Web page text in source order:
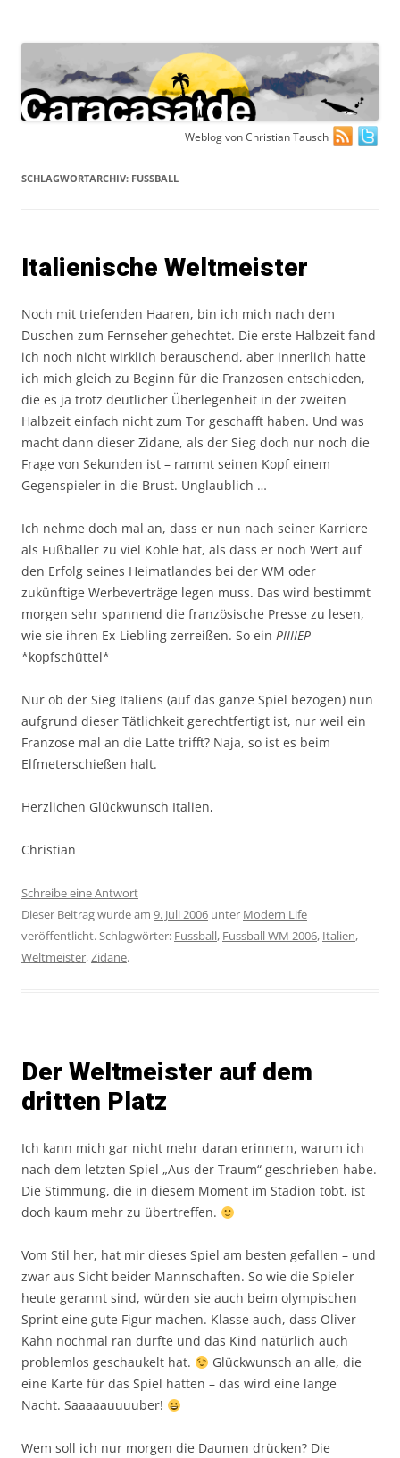
Weblog von Christian Tausch
SCHLAGWORTARCHIV: FUSSBALL
Italienische Weltmeister
Noch mit triefenden Haaren, bin ich mich nach dem
Duschen zum Fernseher gehechtet. Die erste Halbzeit fand
ich noch nicht wirklich berauschend, aber innerlich hatte
ich mich gleich zu Beginn für die Franzosen entschieden,
die es ja trotz deutlicher Überlegenheit in der zweiten
Halbzeit einfach nicht zum Tor geschafft haben. Und was
macht dann dieser Zidane, als der Sieg doch nur noch die
Frage von Sekunden ist – rammt seinen Kopf einem
Gegenspieler in die Brust. Unglaublich …
Ich nehme doch mal an, dass er nun nach seiner Karriere
als Fußballer zu viel Kohle hat, als dass er noch Wert auf
den Erfolg seines Heimatlandes bei der WM oder
zukünftige Werbeverträge legen muss. Das wird bestimmt
morgen sehr spannend die französische Presse zu lesen,
wie sie ihren Ex-Liebling zerreißen. So ein PIIIIEP
*kopfschüttel*
Nur ob der Sieg Italiens (auf das ganze Spiel bezogen) nun
aufgrund dieser Tätlichkeit gerechtfertigt ist, nur weil ein
Franzose mal an die Latte trifft? Naja, so ist es beim
Elfmeterschießen halt.
Herzlichen Glückwunsch Italien,
Christian
Schreibe eine Antwort
Dieser Beitrag wurde am 9. Juli 2006 unter Modern Life
veröffentlicht. Schlagwörter: Fussball, Fussball WM 2006, Italien,
Weltmeister,Zidane.
Der Weltmeister auf dem
dritten Platz
Ich kann mich gar nicht mehr daran erinnern, warum ich
nach dem letzten Spiel „Aus der Traum“ geschrieben habe.
Die Stimmung, die in diesem Moment im Stadion tobt, ist
doch kaum mehr zu übertreffen.
Vom Stil her, hat mir dieses Spiel am besten gefallen – und
zwar aus Sicht beider Mannschaften. So wie die Spieler
heute gerannt sind, würden sie auch beim olympischen
Sprint eine gute Figur machen. Klasse auch, dass Oliver
Kahn nochmal ran durfte und das Kind natürlich auch
problemlos geschaukelt hat.
Glückwunsch an alle, die
eine Karte für das Spiel hatten – das wird eine lange
Nacht. Saaaaauuuuber!
Wem soll ich nur morgen die Daumen drücken? Die